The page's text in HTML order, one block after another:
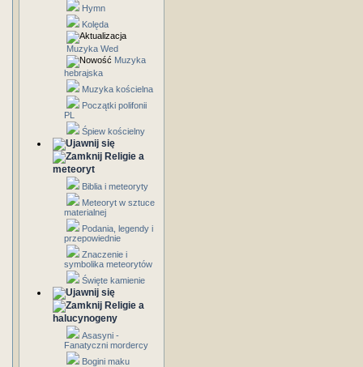
Hymn
Kolęda
Muzyka Wed
Muzyka
hebrajska
Muzyka kościelna
Początki polifonii
PL
Śpiew kościelny
Religie a
meteoryt
Biblia i meteoryty
Meteoryt w sztuce
materialnej
Podania, legendy i
przepowiednie
Znaczenie i
symbolika meteorytów
Święte kamienie
Religie a
halucynogeny
Asasyni -
Fanatyczni mordercy
Bogini maku